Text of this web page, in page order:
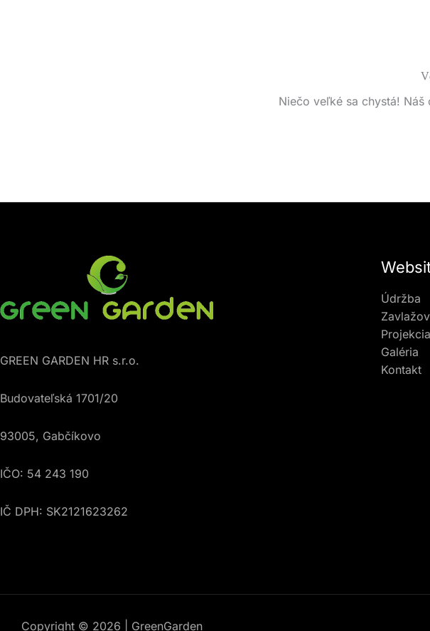
Niečo veľké sa chystá!
GREEN GARDEN HR s.r.o.
Budovateľská 1701/20
93005, Gabčíkovo
IČO: 54 243 190
IČ DPH: SK2121623262
Údržba
Projekcia
Galéria
Kontakt
Copyright © 2026 | GreenGarden